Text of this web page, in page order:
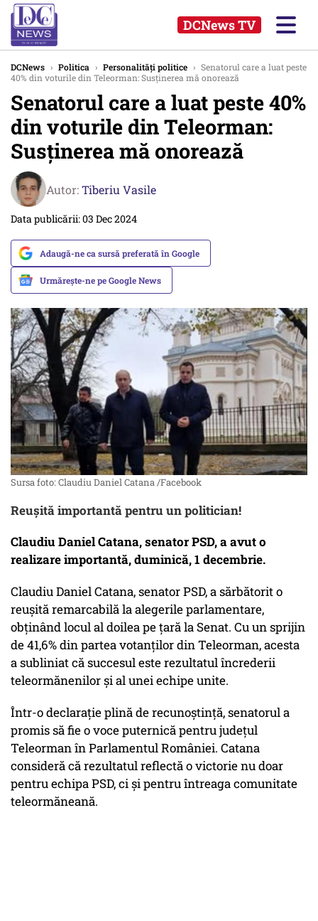
DCNews TV
DCNews › Politica › Personalități politice › Senatorul care a luat peste
40% din voturile din Teleorman: Susținerea mă onorează
Senatorul care a luat peste 40%
din voturile din Teleorman:
Susținerea mă onorează
Autor:Tiberiu Vasile
Data publicării: 03 Dec 2024
Adaugă-ne ca sursă preferată în Google
Urmărește-ne pe Google News
Sursa foto: Claudiu Daniel Catana /Facebook
Reușită importantă pentru un politician!
Claudiu Daniel Catana, senator PSD, a avut o
realizare importantă, duminică, 1 decembrie.
Claudiu Daniel Catana, senator PSD, a sărbătorit o
reușită remarcabilă la alegerile parlamentare,
obținând locul al doilea pe țară la Senat. Cu un sprijin
de 41,6% din partea votanților din Teleorman, acesta
a subliniat că succesul este rezultatul încrederii
teleormănenilor și al unei echipe unite.
Într-o declarație plină de recunoștință, senatorul a
promis să fie o voce puternică pentru județul
Teleorman în Parlamentul României. Catana
consideră că rezultatul reflectă o victorie nu doar
pentru echipa PSD, ci și pentru întreaga comunitate
teleormăneană.